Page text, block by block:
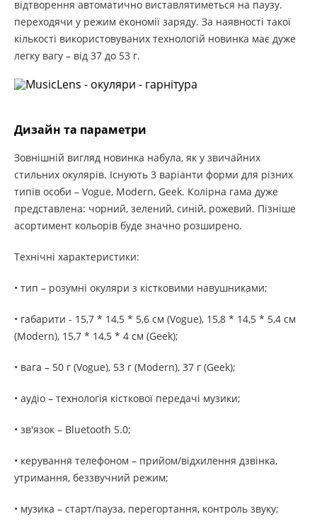
відтворення автоматично виставлятиметься на паузу.
переходячи у режим економії заряду. За наявності такої
кількості використовуваних технологій новинка має дуже
легку вагу – від 37 до 53 г.
Дизайн та параметри
Зовнішній вигляд новинка набула, як у звичайних
стильних окулярів. Існують 3 варіанти форми для різних
типів особи – Vogue, Modern, Geek. Колірна гама дуже
представлена: чорний, зелений, синій, рожевий. Пізніше
асортимент кольорів буде значно розширено.
Технічні характеристики:
• тип – розумні окуляри з кістковими навушниками;
• габарити - 15,7 * 14,5 * 5,6 см (Vogue), 15,8 * 14,5 * 5,4 см
(Modern), 15,7 * 14,5 * 4 см (Geek);
• вага – 50 г (Vogue), 53 г (Modern), 37 г (Geek);
• аудіо – технологія кісткової передачі музики;
• зв'язок – Bluetooth 5.0;
• керування телефоном – прийом/відхилення дзвінка,
утримання, беззвучний режим;
• музика – старт/пауза, перегортання, контроль звуку;